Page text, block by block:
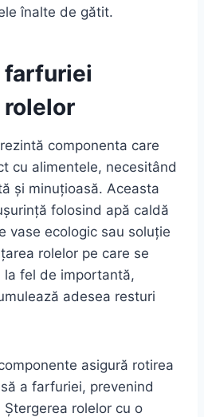
înalte de gătit.
farfuriei
rolelor
componenta care
cu alimentele, necesitând
și minuțioasă. Aceasta
folosind apă caldă
vase ecologic sau soluție
rolelor pe care se
fel de importantă,
adesea resturi
asigură rotirea
a farfuriei, prevenind
rolelor cu o